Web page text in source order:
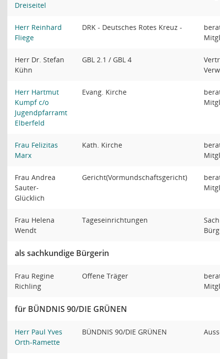
Dreiseitel
Herr Reinhard
Fliege
DRK - Deutsches Rotes Kreuz -
Herr Dr. Stefan
Kühn
GBL 2.1 / GBL 4
Herr Hartmut
Kumpf c/o
Jugendpfarramt
Elberfeld
Evang. Kirche
Frau Felizitas
Marx
Kath. Kirche
Frau Andrea
Sauter-
Glücklich
Gericht(Vormundschaftsgericht)
Frau Helena
Wendt
Tageseinrichtungen
als sachkundige Bürgerin
Frau Regine
Richling
Offene Träger
für BÜNDNIS 90/DIE GRÜNEN
Herr Paul Yves
Orth-Ramette
BÜNDNIS 90/DIE GRÜNEN